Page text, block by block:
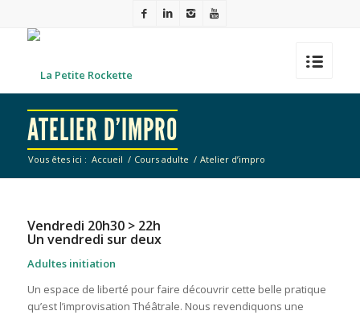
ATELIER D’IMPRO
Vous êtes ici : Accueil / Cours adulte / Atelier d’impro
Vendredi 20h30 > 22h
Un vendredi sur deux
Adultes initiation
Un espace de liberté pour faire découvrir cette belle pratique
qu’est l’improvisation Théâtrale. Nous revendiquons une